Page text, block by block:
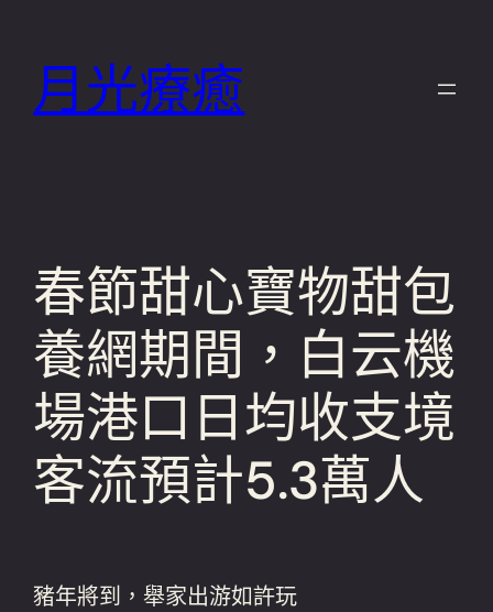
月光療癒
春節甜心寶物甜包
養網期間，白云機
場港口日均收支境
客流預計5.3萬人
豬年將到，舉家出游如許玩